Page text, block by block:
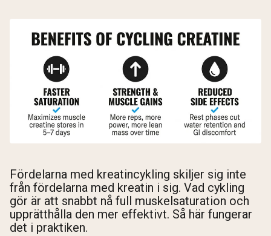
Fördelarna med kreatincykling skiljer sig inte
från fördelarna med kreatin i sig. Vad cykling
gör är att snabbt nå full muskelsaturation och
upprätthålla den mer effektivt. Så här fungerar
det i praktiken.